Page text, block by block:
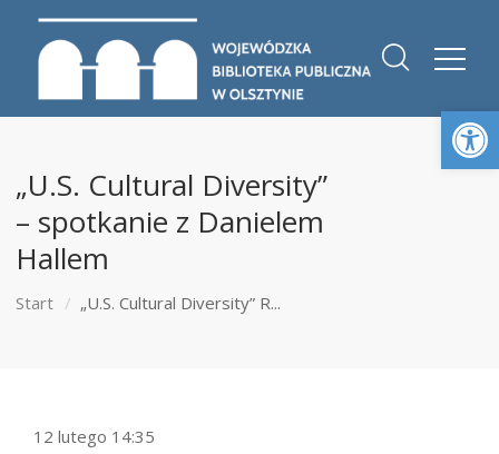
„U.S. Cultural Diversity”
– spotkanie z Danielem
Hallem
Start „U.S. Cultural Diversity” R...
12 lutego 14:35